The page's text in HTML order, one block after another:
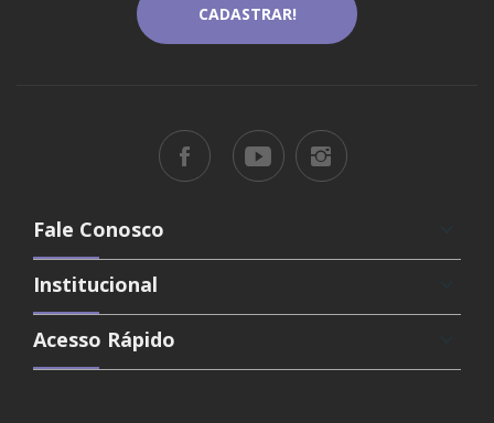
Fale Conosco
Institucional
Acesso Rápido